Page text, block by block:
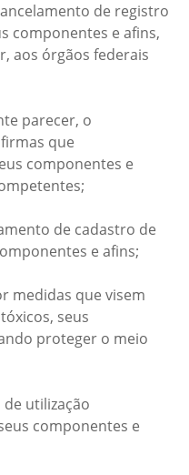
de registro
componentes e afins,
aos órgãos federais
parecer, o
que
componentes e
de cadastro de
e afins;
medidas que visem
seus
proteger o meio
utilização
componentes e